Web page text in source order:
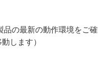
品の最新の動作環境をご確
します）